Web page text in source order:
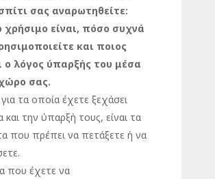
σας αναρωτηθείτε:
χρήσιμο είναι, πόσο συχνά
και ποιος
ο λόγος ύπαρξής του μέσα
σας.
τα οποία έχετε ξεχάσει
και την ύπαρξή τους, είναι τα
που πρέπει να πετάξετε ή να
που έχετε να